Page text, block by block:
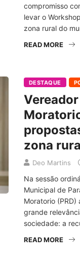
compromisso
levar o
zona rural do
READ MORE
DESTAQUE
zona
Deo Martins
Na sessão
Municipal de
Moratorio
grande
sociedade: a
READ MORE